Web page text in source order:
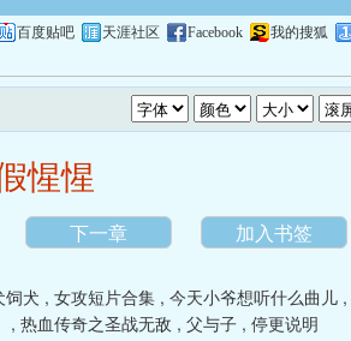
百度贴吧 天涯社区 Facebook 我的搜狐
惺惺
下一章 加入书签
饲犬 , 女攻短片合集 , 今天小爷想听什么曲儿 ,
, 热血传奇之圣战无敌 , 父与子 , 停更说明